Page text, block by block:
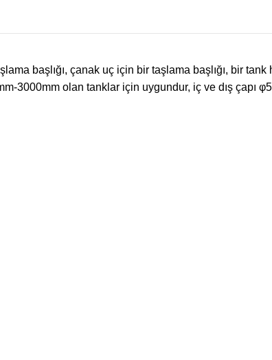
başlığı, çanak uç için bir taşlama başlığı, bir
3000mm olan tanklar için uygundur, iç ve dış çapı